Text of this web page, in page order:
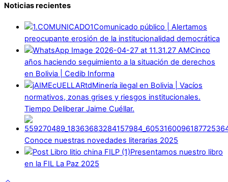
Noticias recientes
Comunicado público | Alertamos
preocupante erosión de la institucionalidad democrática
Cinco
años haciendo seguimiento a la situación de derechos
en Bolivia | Cedib Informa
Minería ilegal en Bolivia | Vacíos
normativos, zonas grises y riesgos institucionales.
Tiempo Deliberar Jaime Cuéllar.
Conoce nuestras novedades literarias 2025
Presentamos nuestro libro
en la FIL La Paz 2025